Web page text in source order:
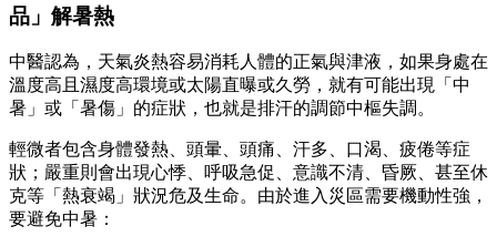
品」解暑熱
中醫認為，天氣炎熱容易消耗人體的正氣與津液，如果身處在
溫度高且濕度高環境或太陽直曝或久勞，就有可能出現「中
暑」或「暑傷」的症狀，也就是排汗的調節中樞失調。
輕微者包含身體發熱、頭暈、頭痛、汗多、口渴、疲倦等症
狀；嚴重則會出現心悸、呼吸急促、意識不清、昏厥、甚至休
克等「熱衰竭」狀況危及生命。由於進入災區需要機動性強，
要避免中暑：